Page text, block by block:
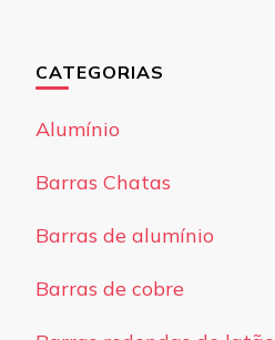
CATEGORIAS
Alumínio
Barras Chatas
Barras de alumínio
Barras de cobre